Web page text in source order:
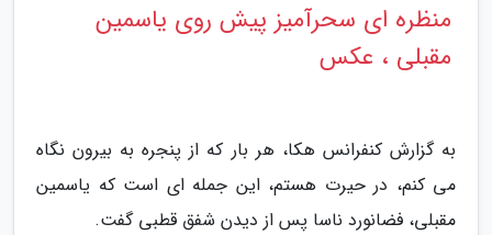
منظره ای سحرآمیز پیش روی یاسمین
مقبلی ، عکس
به گزارش کنفرانس هکا، هر بار که از پنجره به بیرون نگاه
می کنم، در حیرت هستم، این جمله ای است که یاسمین
مقبلی، فضانورد ناسا پس از دیدن شفق قطبی گفت.